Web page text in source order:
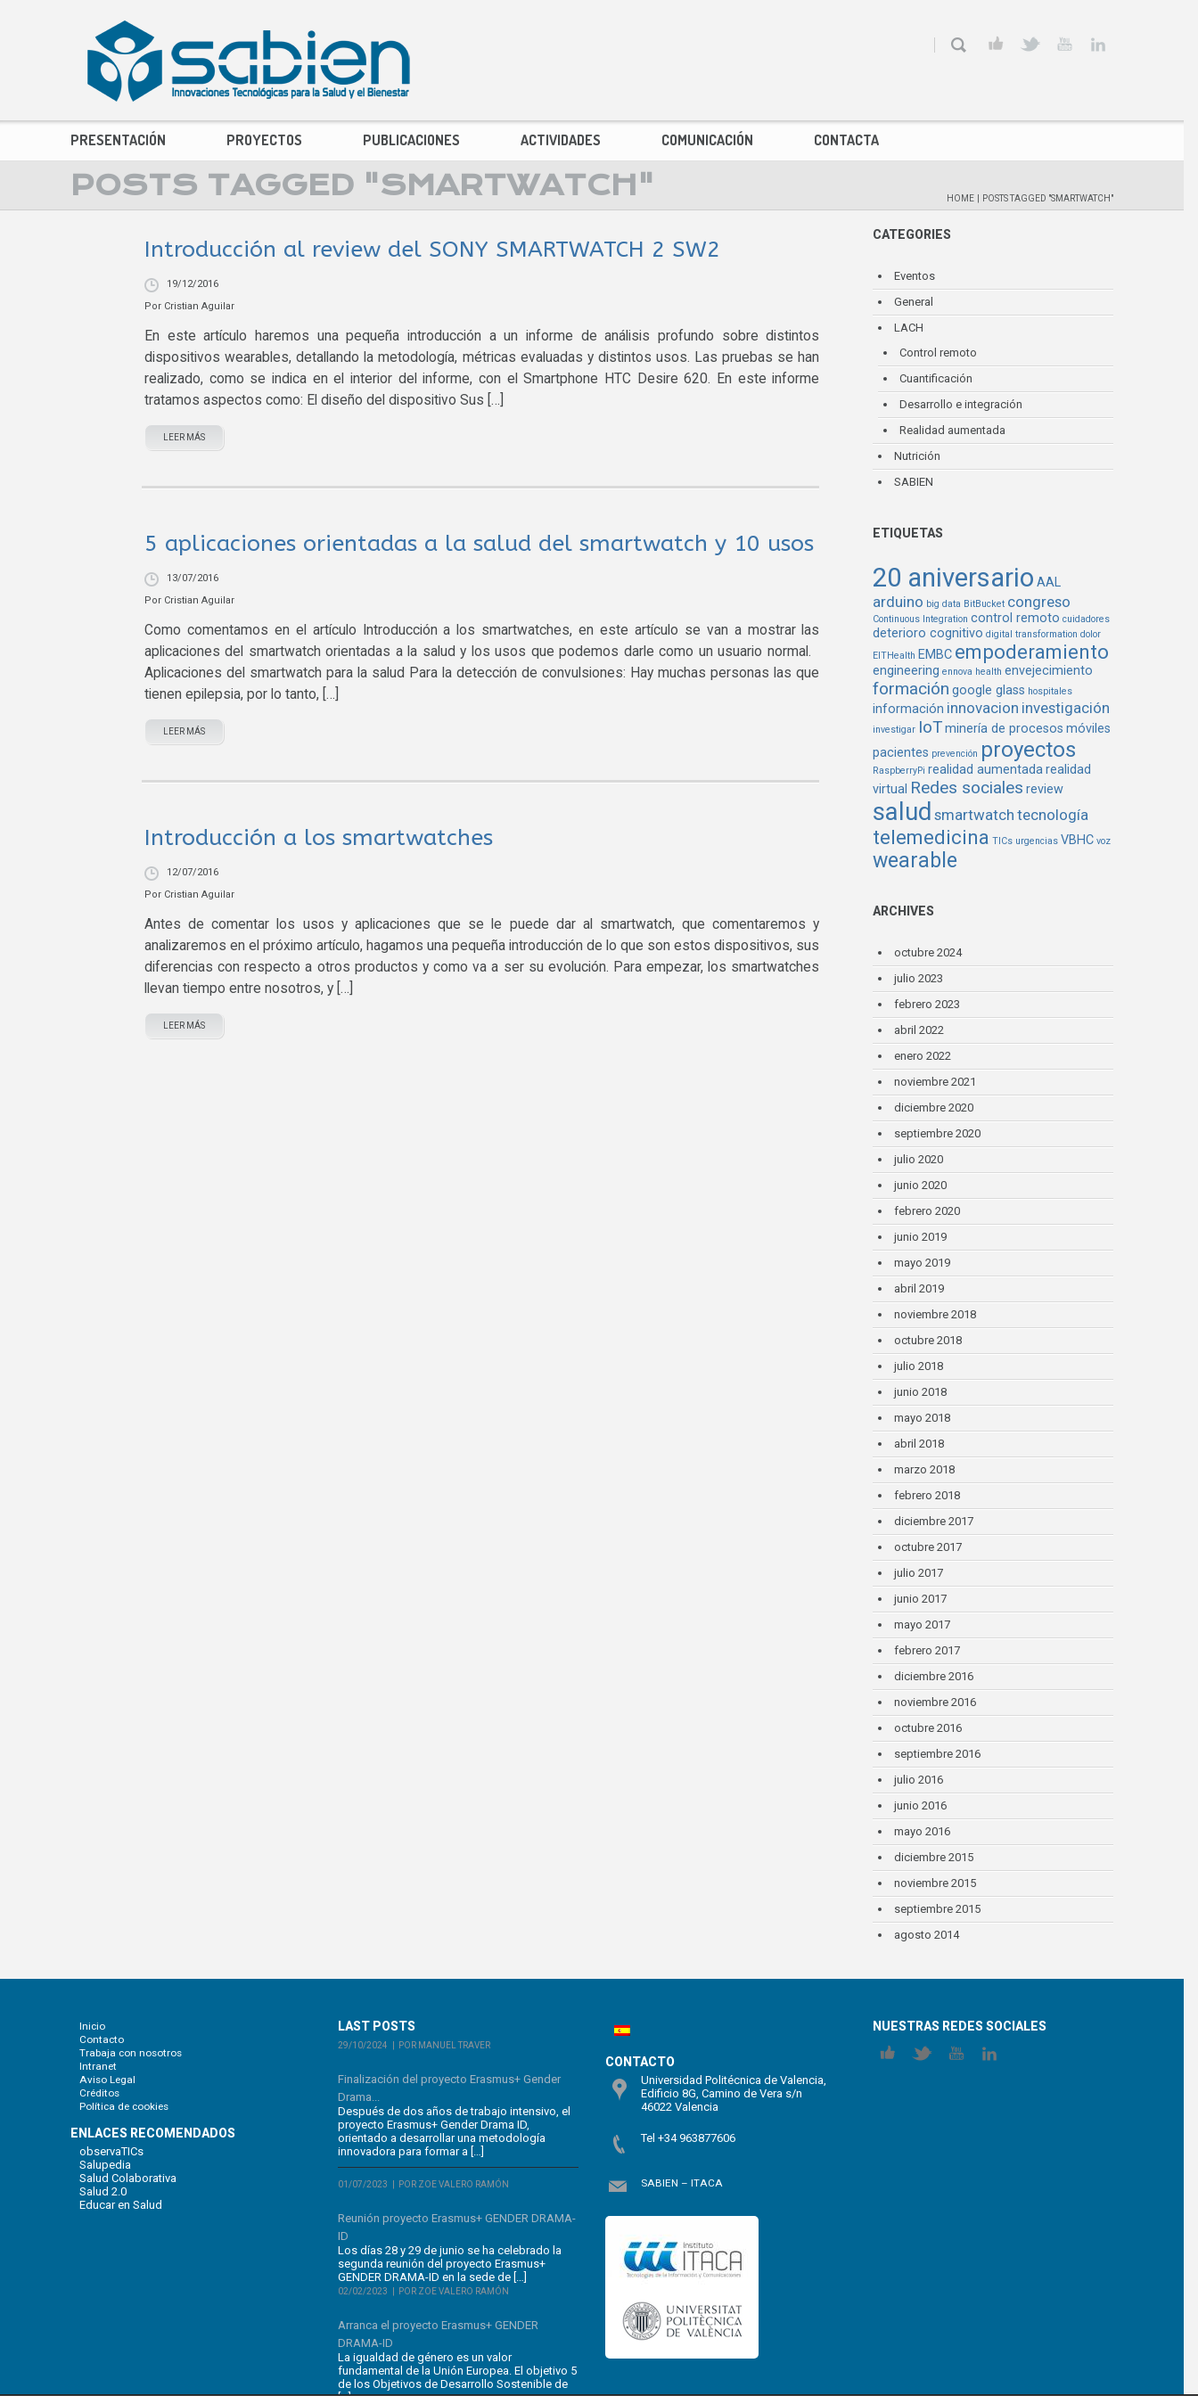
PRESENTACIÓN PROYECTOS PUBLICACIONES ACTIVIDADES COMUNICACIÓN CONTACTA
POSTS TAGGED "SMARTWATCH" HOME POSTS TAGGED "SMARTWATCH"
Introducción al review del SONY SMARTWATCH 2 SW2
19/12/2016
Por Cristian Aguilar
En este artículo haremos una pequeña introducción a un informe de análisis profundo sobre distintos
dispositivos wearables, detallando la metodología, métricas evaluadas y distintos usos. Las pruebas se han
realizado, como se indica en el interior del informe, con el Smartphone HTC Desire 620. En este informe
tratamos aspectos como: El diseño del dispositivo Sus […]
LEER MÁS
5 aplicaciones orientadas a la salud del smartwatch y 10 usos
13/07/2016
Por Cristian Aguilar
Como comentamos en el artículo Introducción a los smartwatches, en este artículo se van a mostrar las
aplicaciones del smartwatch orientadas a la salud y los usos que podemos darle como un usuario normal.
Aplicaciones del smartwatch para la salud Para la detección de convulsiones: Hay muchas personas las que
tienen epilepsia, por lo tanto, […]
LEER MÁS
Introducción a los smartwatches
12/07/2016
Por Cristian Aguilar
Antes de comentar los usos y aplicaciones que se le puede dar al smartwatch, que comentaremos y
analizaremos en el próximo artículo, hagamos una pequeña introducción de lo que son estos dispositivos, sus
diferencias con respecto a otros productos y como va a ser su evolución. Para empezar, los smartwatches
llevan tiempo entre nosotros, y […]
LEER MÁS
CATEGORIES
Eventos
General
LACH
Control remoto
Cuantificación
Desarrollo e integración
Realidad aumentada
Nutrición
SABIEN
ETIQUETAS
20 aniversario AAL
arduino big data BitBucket congreso
Continuous Integration control remoto cuidadores
deterioro cognitivo digital transformation dolor
EITHealth EMBC empoderamiento
engineering ennova health envejecimiento
formación google glass hospitales
información innovacion investigación
investigar IoTminería de procesos móviles
pacientes prevención proyectos
RaspberryPi realidad aumentadarealidad
virtual Redes sociales review
salud smartwatch tecnología
telemedicina TICs urgencias VBHC voz
wearable
ARCHIVES
octubre 2024
julio 2023
febrero 2023
abril 2022
enero 2022
noviembre 2021
diciembre 2020
septiembre 2020
julio 2020
junio 2020
febrero 2020
junio 2019
mayo 2019
abril 2019
noviembre 2018
octubre 2018
julio 2018
junio 2018
mayo 2018
abril 2018
marzo 2018
febrero 2018
diciembre 2017
octubre 2017
julio 2017
junio 2017
mayo 2017
febrero 2017
diciembre 2016
noviembre 2016
octubre 2016
septiembre 2016
julio 2016
junio 2016
mayo 2016
diciembre 2015
noviembre 2015
septiembre 2015
agosto 2014
Inicio
Contacto
Trabaja con nosotros
Intranet
Aviso Legal
Créditos
Política de cookies
ENLACES RECOMENDADOS
observaTICs
Salupedia
Salud Colaborativa
Salud 2.0
Educar en Salud
LAST POSTS
29/10/2024 POR MANUEL TRAVER
Finalización del proyecto Erasmus+ Gender
Drama...
Después de dos años de trabajo intensivo, el
proyecto Erasmus+ Gender Drama ID,
orientado a desarrollar una metodología
innovadora para formar a […]
01/07/2023 POR ZOE VALERO RAMÓN
Reunión proyecto Erasmus+ GENDER DRAMA-
ID
Los días 28 y 29 de junio se ha celebrado la
segunda reunión del proyecto Erasmus+
GENDER DRAMA-ID en la sede de […]
02/02/2023 POR ZOE VALERO RAMÓN
Arranca el proyecto Erasmus+ GENDER
DRAMA-ID
La igualdad de género es un valor
fundamental de la Unión Europea. El objetivo 5
de los Objetivos de Desarrollo Sostenible de
CONTACTO
Universidad Politécnica de Valencia,
Edificio 8G, Camino de Vera s/n
46022 Valencia
Tel +34 963877606
SABIEN – ITACA
NUESTRAS REDES SOCIALES